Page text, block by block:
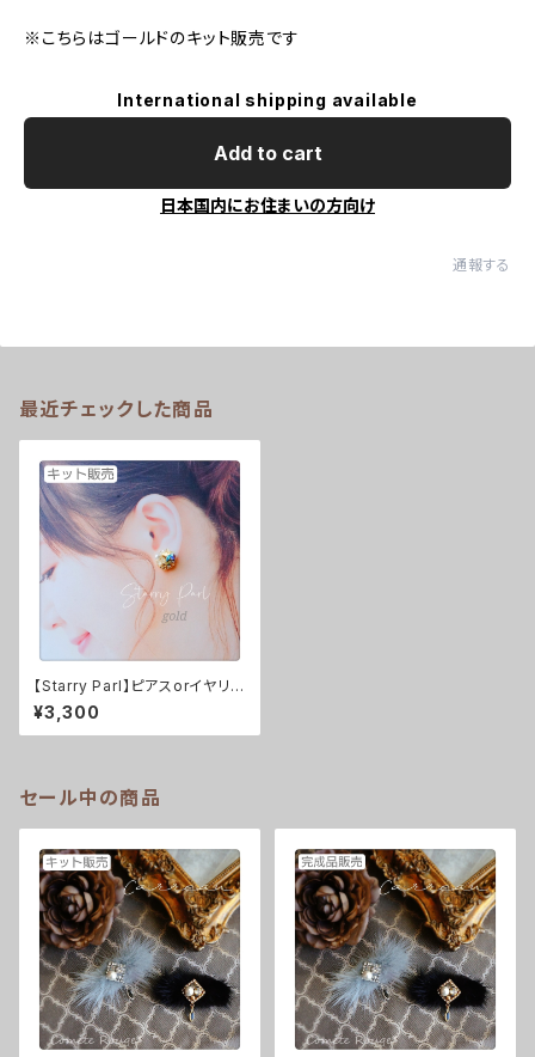
※こちらはゴールドのキット販売です
International shipping available
Add to cart
日本国内にお住まいの方向け
通報する
最近チェックした商品
【Starry Parl】ピアスorイヤリン
グ（gold） ※レシピ付きキット
¥3,300
セール中の商品